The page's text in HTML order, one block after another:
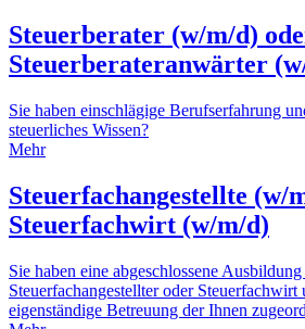
Steuerberater (w/m/d)
Steuerberateranwärter
Sie haben einschlägige Berufserfahrung
steuerliches Wissen?
Mehr
Steuerfachangestellte (w/
Steuerfachwirt (w/m/d)
Sie haben eine abgeschlossene Ausbildung
Steuerfachangestellter oder
eigenständige Betreuung der Ihnen